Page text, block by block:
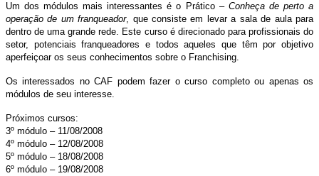
Um dos módulos mais interessantes é o Prático – Conheça de perto a
operação de um franqueador, que consiste em levar a sala de aula para
dentro de uma grande rede. Este curso é direcionado para profissionais do
setor, potenciais franqueadores e todos aqueles que têm por objetivo
aperfeiçoar os seus conhecimentos sobre o Franchising.
Os interessados no CAF podem fazer o curso completo ou apenas os
módulos de seu interesse.
Próximos cursos:
3º módulo – 11/08/2008
4º módulo – 12/08/2008
5º módulo – 18/08/2008
6º módulo – 19/08/2008